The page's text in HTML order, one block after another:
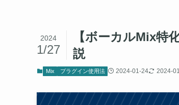
【ボーカルMix特
説
2024
1/27
Mix プラグイン使用法 2024-01-24 2024-